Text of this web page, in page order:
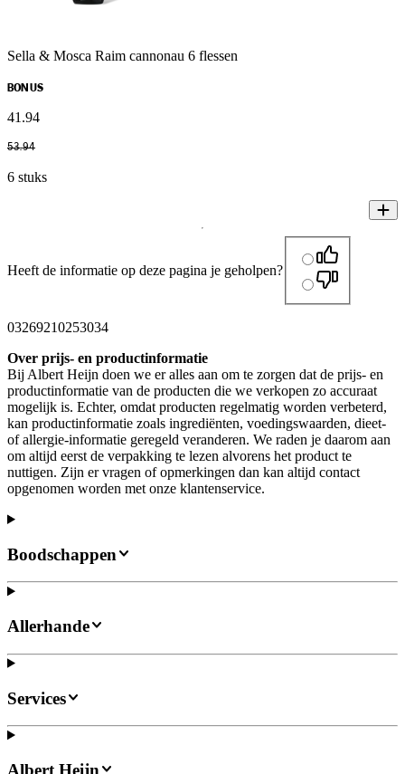
Sella & Mosca Raim cannonau 6 flessen
BONUS
41 .94
53.94
6 stuks
Heeft de informatie op deze pagina je geholpen?
03269210253034
Over prijs- en productinformatie
Bij Albert Heijn doen we er alles aan om te zorgen dat de prijs- en
productinformatie van de producten die we verkopen zo accuraat
mogelijk is. Echter, omdat producten regelmatig worden verbeterd,
kan productinformatie zoals ingrediënten, voedingswaarden, dieet-
of allergie-informatie geregeld veranderen. We raden je daarom aan
om altijd eerst de verpakking te lezen alvorens het product te
nuttigen. Zijn er vragen of opmerkingen dan kan altijd contact
opgenomen worden met onze klantenservice.
Boodschappen
Allerhande
Services
Albert Heijn